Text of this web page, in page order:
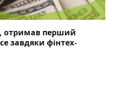
отримав перший
завдяки фінтех-